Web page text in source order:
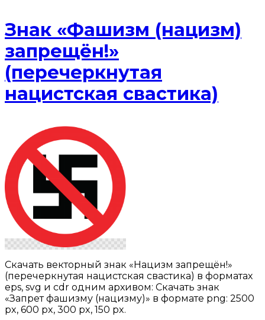
Знак «Фашизм (нацизм)
запрещён!»
(перечеркнутая
нацистская свастика)
Скачать векторный знак «Нацизм запрещён!»
(перечеркнутая нацистская свастика) в форматах
eps, svg и cdr одним архивом: Скачать знак
«Запрет фашизму (нацизму)» в формате png: 2500
px, 600 px, 300 px, 150 px.